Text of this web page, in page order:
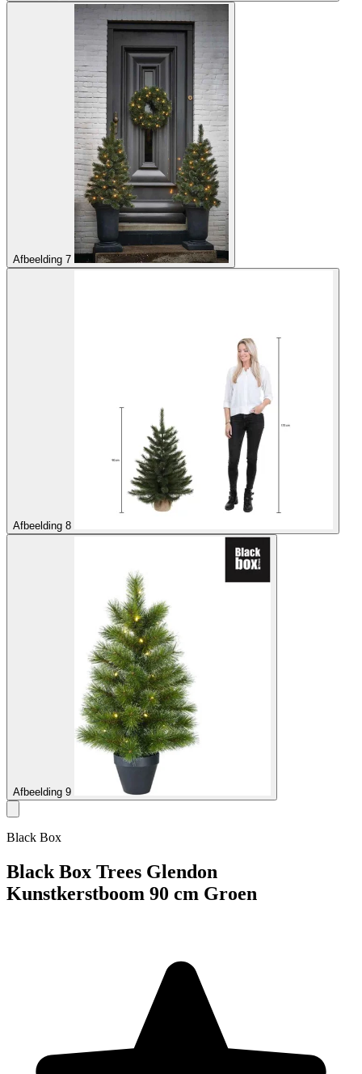
Afbeelding 7
Afbeelding 8
Afbeelding 9
Black Box
Black Box Trees Glendon
Kunstkerstboom 90 cm Groen